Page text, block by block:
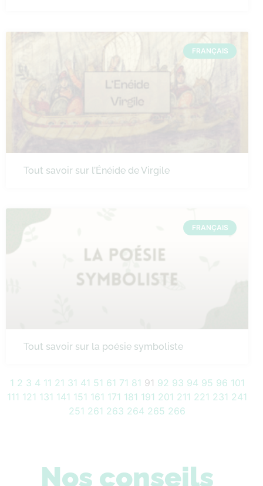
FRANÇAIS
Tout savoir sur l’Énéide de Virgile
FRANÇAIS
Tout savoir sur la poésie symboliste
1 2 3 4 11 21 31 41 51 61 71 81 91 92 93 94 95 96 101
111 121 131 141 151 161 171 181 191 201 211 221 231 241
251 261 263 264 265 266
Nos conseils